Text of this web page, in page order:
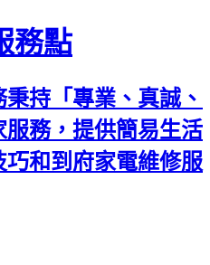
務點
持「專業、真誠、
務，提供簡易生活
和到府家電維修服